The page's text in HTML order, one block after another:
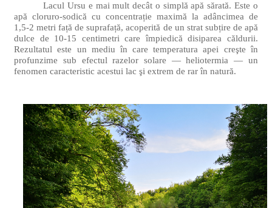
Lacul Ursu e mai mult decât o simplă apă sărată. Este o
apă cloruro-sodică cu concentrație maximă la adâncimea de
1,5-2 metri față de suprafață, acoperită de un strat subțire de apă
dulce de 10-15 centimetri care împiedică disiparea căldurii.
Rezultatul este un mediu în care temperatura apei creşte în
profunzime sub efectul razelor solare — heliotermia — un
fenomen caracteristic acestui lac şi extrem de rar în natură.